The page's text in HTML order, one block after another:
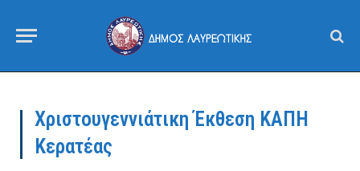
Χριστουγεννιάτικη Έκθεση ΚΑΠΗ
Κερατέας